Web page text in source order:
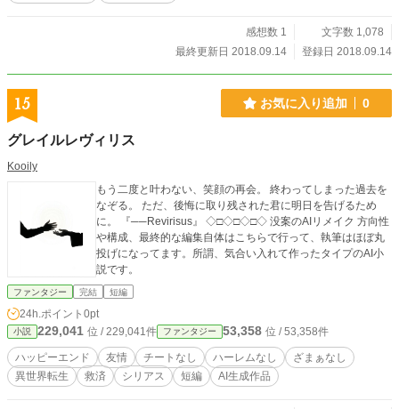
感想数 1
文字数 1,078
最終更新日 2018.09.14
登録日 2018.09.14
15 お気に入り追加 0
グレイルレヴィリス
Kooily
もう二度と叶わない、笑顔の再会。 終わってしまった過去を
なぞる。 ただ、後悔に取り残された君に明日を告げるため
に。 『──Revirisus』 ◇□◇□◇□◇ 没案のAIリメイク 方向性
や構成、最終的な編集自体はこちらで行って、執筆はほぼ丸
投げになってます。所謂、気合い入れて作ったタイプのAI小
説です。
ファンタジー 完結 短編
24h.ポイント 0pt
小説 229,041 位 / 229,041件 ファンタジー 53,358 位 / 53,358件
ハッピーエンド 友情 チートなし ハーレムなし
ざまぁなし
異世界転生
救済 シリアス 短編 AI生成作品